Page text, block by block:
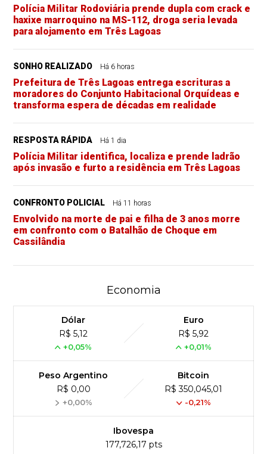
Polícia Militar Rodoviária prende dupla com crack e
haxixe marroquino na MS-112, droga seria levada
para alojamento em Três Lagoas
SONHO REALIZADO Há 6 horas
Prefeitura de Três Lagoas entrega escrituras a
moradores do Conjunto Habitacional Orquídeas e
transforma espera de décadas em realidade
RESPOSTA RÁPIDA Há 1 dia
Polícia Militar identifica, localiza e prende ladrão
após invasão e furto a residência em Três Lagoas
CONFRONTO POLICIAL Há 11 horas
Envolvido na morte de pai e filha de 3 anos morre
em confronto com o Batalhão de Choque em
Cassilândia
Economia
Dólar
R$ 5,12
+0,05%
Euro
R$ 5,92
+0,01%
Peso Argentino
R$ 0,00
+0,00%
Bitcoin
R$ 350,045,01
-0,21%
Ibovespa
177,726,17 pts